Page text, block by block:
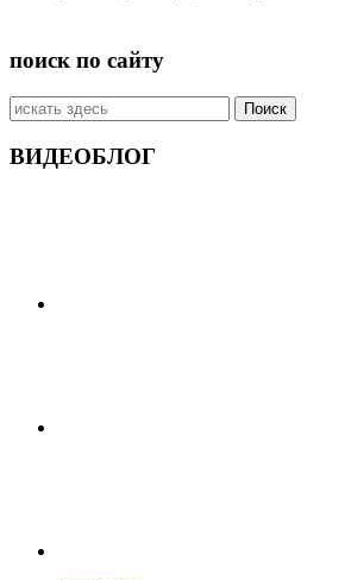
поиск по сайту
Искать:
ВИДЕОБЛОГ